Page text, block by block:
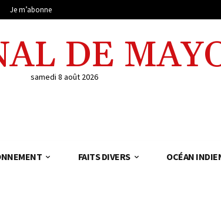
Je m’abonne
DE
samedi 8 août 2026
FAITS DIVERS OCÉAN